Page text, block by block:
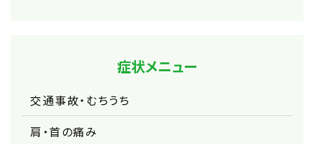
症状メニュー
交通事故・むちうち
肩・首の痛み